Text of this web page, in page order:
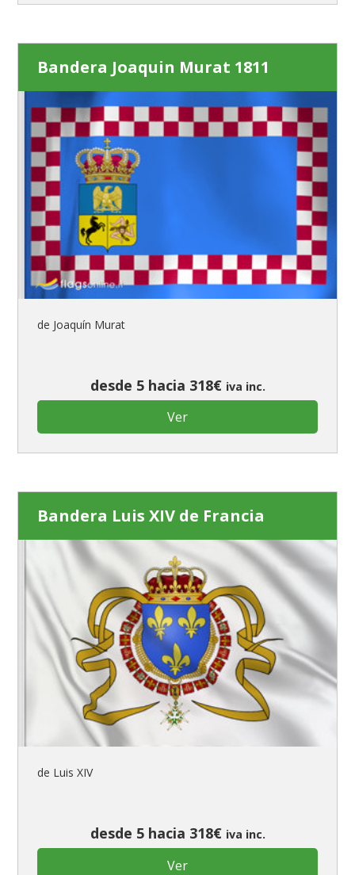
Bandera Joaquin Murat 1811
de Joaquín Murat
desde 5 hacia 318€ iva inc.
Ver
Bandera Luis XIV de Francia
de Luis XIV
desde 5 hacia 318€ iva inc.
Ver